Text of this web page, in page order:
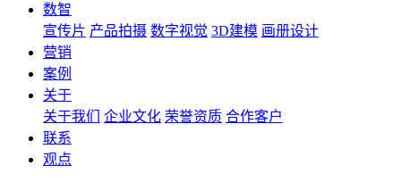
数智
宣传片 产品拍摄 数字视觉 3D建模 画册设计
营销
案例
关于
关于我们
企业文化 荣誉资质 合作客户
联系
观点